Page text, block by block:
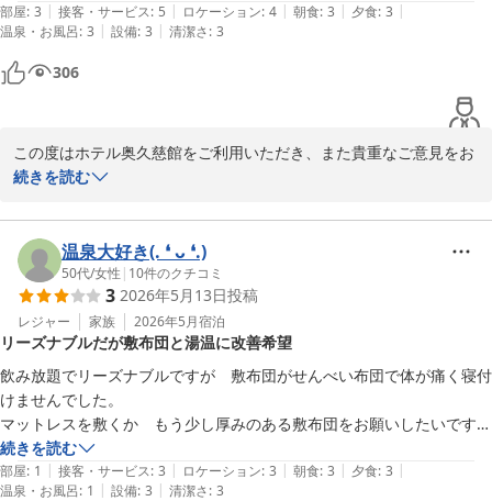
ホテル奥久慈館
菊池
大子温泉 ホテル奥久慈館（伊東園ホテルズ）
いが安く泊まりたいならここしかありません。
改善点。お酒類でサワー系が薄い。メインディッシュが無い。今回はお
刺身はあったがマグロがなかった。部屋にある貴重品BOX部屋の鍵を持
って風呂場へ、そこで100円を入れないと貴重品を入れられないのが残
部屋: 3 | 接客・サービス: 5 | ロケーション: 4 | 朝食: 3 | 夕食: 3 |
温泉・お風呂: 3 | 設備: 3 | 清潔さ: 3
306
この度はホテル奥久慈館をご利用いただき、また貴重なご意見をお
寄せいただき誠にありがとうございます。
一方で、お食事内容に関しましてマグロのご提供がなかった点や、
貴重品ボックスのご利用方法につきましてご不便をおかけし、申し
訳ございませんでした。いただいたご意見は今後のサービス改善の
参考とさせていただき、より快適にお過ごしいただける環境づくり
に努めてまいります。
今後も価格以上のご満足を感じていただける宿を目指してまいりま
すので、また機会がございましたらぜひご利用くださいませ。スタ
ッフ一同、心よりお待ちしております。
ホテル奥久慈館
続きを読む
温泉大好き(⁠.⁠ ⁠❛⁠ ⁠ᴗ⁠ ⁠❛⁠.⁠)
50代/女性 | 10件のクチコミ
3 2026年5月13日投稿
レジャー 家族 2026年5月宿泊
リーズナブルだが敷布団と湯温に改善希望
飲み放題でリーズナブルですが　敷布団がせんべい布団で体が痛く寝付
けませんでした。
マットレスを敷くか　もう少し厚みのある敷布団をお願いしたいです。
お風呂のお湯が毎回低めで　寒くて出るのが辛いです。
温泉ですので設定温度の改善を願います。
続きを読む
部屋: 1 | 接客・サービス: 3 | ロケーション: 3 | 朝食: 3 | 夕食: 3 |
温泉・お風呂: 1 | 設備: 3 | 清潔さ: 3